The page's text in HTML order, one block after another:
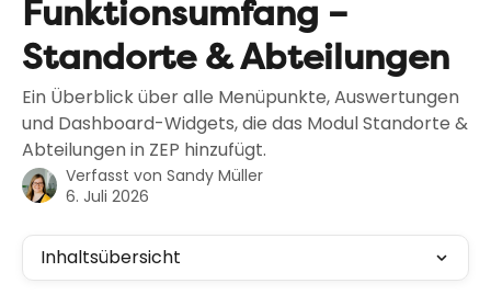
Funktionsumfang –
Standorte & Abteilungen
Ein Überblick über alle Menüpunkte, Auswertungen
und Dashboard-Widgets, die das Modul Standorte &
Abteilungen in ZEP hinzufügt.
Verfasst von Sandy Müller
6. Juli 2026
Inhaltsübersicht